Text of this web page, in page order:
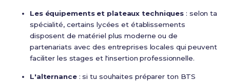
Les équipements et plateaux techniques : selon ta
spécialité, certains lycées et établissements
disposent de matériel plus moderne ou de
partenariats avec des entreprises locales qui peuvent
faciliter les stages et l'insertion professionnelle.
L'alternance: si tu souhaites préparer ton BTS